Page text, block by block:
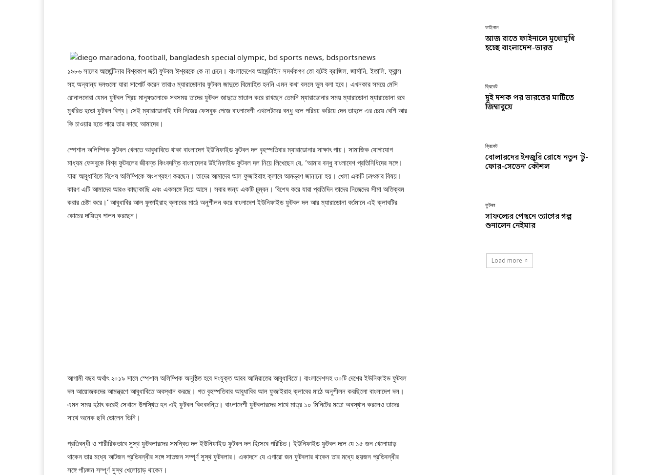
১৯৮৬ সালের আর্জেন্টিনার বিশ্বকাপ জয়ী ফুটবল ঈশ্বরকে কে না চেনে। বাংলাদেশের আর্জেন্টাইন সমর্থকগণ তো বটেই ব্রাজিল, জার্মানি, ইতালি, ফ্রান্স
সহ অন্যান্য দলগুলো যারা সাপোর্ট করেন তারাও ম্যারাডোনার ফুটবল জাদুতে বিমোহিত হননি এমন কথা বললে ভুল বলা হবে। এখনকার সময়ে মেসি
রোনালদোরা যেমন ফুটবল প্রিয় মানুষগুলোকে সবসময় তাদের ফুটবল জাদুতে মাতাল করে রাখছেন তেমনি ম্যারাডোনার সময় ম্যারাডোনা ম্যারাডোনা রবে
মুখরিত হতো ফুটবল বিশ্ব। সেই ম্যারাডোনাই যদি নিজের ফেসবুক পেজে বাংলাদেশী এথলেটদের বন্ধু বলে পরিচয় করিয়ে দেন তাহলে এর চেয়ে বেশি আর
কি চাওয়ার হতে পারে তার কাছে আমাদের।
স্পেশাল অলিম্পিক ফুটবল খেলতে আবুধাবিতে থাকা বাংলাদেশ ইউনিফাইড ফুটবল দল বৃহস্পতিবার ম্যারাডোনার সাক্ষাৎ পায়। সামাজিক যোগাযোগ
মাধ্যম ফেসবুকে বিশ্ব ফুটবলের জীবন্ত কিংবদন্তি বাংলাদেশর উইনিফাইড ফুটবল দল নিয়ে লিখেছেন যে, ‘আমার বন্ধু বাংলাদেশ প্রতিনিধিদের সঙ্গে।
যারা আবুধাবিতে বিশেষ অলিম্পিকে অংশগ্রহণ করছেন। তাদের আমাদের আল ফুজাইরাহ ক্লাবে আমন্ত্রণ জানানো হয়। খেলা একটি চমৎকার বিষয়।
কারণ এটি আমাদের আরও কাছাকাছি এবং একসঙ্গে নিয়ে আসে। সবার জন্য একটি চুম্বন। বিশেষ করে যারা প্রতিদিন তাদের নিজেদের সীমা অতিক্রম
করার চেষ্টা করে।’ আবুধাবির আল ফুজাইরাহ ক্লাবের মাঠে অনুশীলন করে বাংলাদেশ ইউনিফাইড ফুটবল দল আর ম্যারাডোনা বর্তমানে এই ক্লাবটির
কোচের দায়িত্ব পালন করছেন।
আগামী বছর অর্থাৎ ২০১৯ সালে স্পেশাল অলিম্পিক অনুষ্ঠিত হবে সংযুক্ত আরব আমিরাতের আবুধাবিতে। বাংলাদেশসহ ৩০টি দেশের ইউনিফাইড ফুটবল
দল আয়োজকদের আমন্ত্রণে আবুধাবিতে অবস্থান করছে। গত বৃহস্পতিবার আবুধাবির আল ফুজাইরাহ ক্লাবের মাঠে অনুশীলন করছিলো বাংলাদেশ দল।
এমন সময় হঠাৎ করেই সেখানে উপস্থিত হন এই ফুটবল কিংবদন্তি। বাংলাদেশী ফুটবলারদের সাথে মাত্র ১০ মিনিটের মতো অবস্থান করলেও তাদের
সাথে অনেক ছবি তোলেন তিনি।
প্রতিবন্ধী ও শারীরিকভাবে সুস্থ ফুটবলারদের সমন্বিত দল ইউনিফাইড ফুটবল দল হিসেবে পরিচিত। ইউনিফাইড ফুটবল দলে যে ১৫ জন খেলোয়াড়
থাকেন তার মধ্যে আটজন প্রতিবন্ধীর সঙ্গে সাতজন সম্পূর্ণ সুস্থ ফুটবলার। একাদশে যে এগারো জন ফুটবলার থাকেন তার মধ্যে ছয়জন প্রতিবন্ধীর
সঙ্গে পাঁচজন সম্পূর্ণ সুস্থ খেলোয়াড় থাকেন।
ফাইনাল
আজ রাতে ফাইনালে মুখোমুখি
হচ্ছে বাংলাদেশ-ভারত
ক্রিকেট
দুই দশক পর ভারতের মাটিতে
জিম্বাবুয়ে
ক্রিকেট
বোলারদের ইনজুরি রোধে নতুন ‘টু-
ফোর-সেভেন’ কৌশল
ফুটবল
সাফল্যের পেছনে ত্যাগের গল্প
শুনালেন নেইমার
Load more